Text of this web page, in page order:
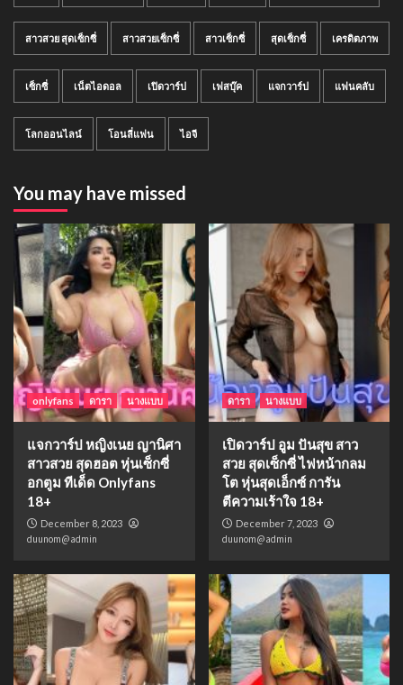
สาวสวย สุดเซ็กซี่ สาวสวยเซ็กซี่ สาวเซ็กซี่ สุดเซ็กซี่ เครดิตภาพ
เซ็กซี่ เน็ตไอดอล เปิดวาร์ป เฟสบุ๊ค แจกวาร์ป แฟนคลับ
โลกออนไลน์ โอนลี่แฟน ไอจี
You may have missed
onlyfans ดารา นางแบบ
แจกวาร์ป หญิงเนย ญานิศา
สาวสวย สุดฮอต หุ่นเซ็กซี่
อกตูม ทีเด็ด Onlyfans
18+
December 8, 2023
duunom@admin
ดารา นางแบบ
เปิดวาร์ป อูม ปันสุข สาว
สวย สุดเซ็กซี่ ไฟหน้ากลม
โต หุ่นสุดเอ็กซ์ การัน
ตีความเร้าใจ 18+
December 7, 2023
duunom@admin